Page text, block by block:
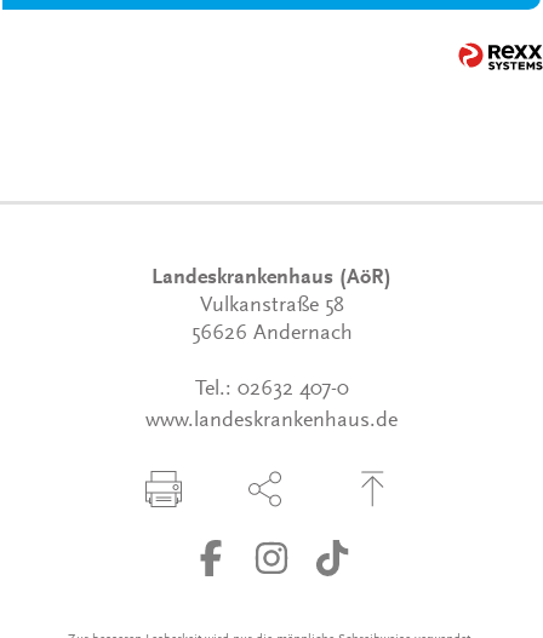
Landeskrankenhaus (AöR)
Vulkanstraße 58
56626 Andernach
Tel.: 02632 407-0
www.landeskrankenhaus.de